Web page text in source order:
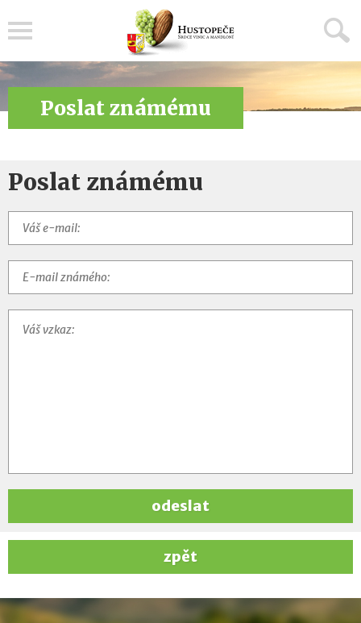
Poslat známému
Poslat známému
odeslat
zpět